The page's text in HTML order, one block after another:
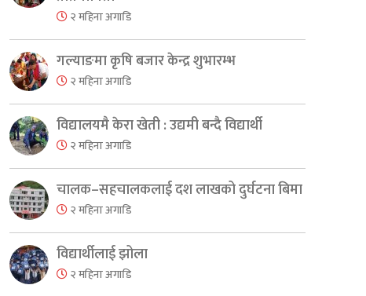
२ महिना अगाडि
गल्याङमा कृषि बजार केन्द्र शुभारम्भ
२ महिना अगाडि
विद्यालयमै केरा खेती : उद्यमी बन्दै विद्यार्थी
२ महिना अगाडि
चालक–सहचालकलाई दश लाखको दुर्घटना बिमा
२ महिना अगाडि
विद्यार्थीलाई झोला
२ महिना अगाडि